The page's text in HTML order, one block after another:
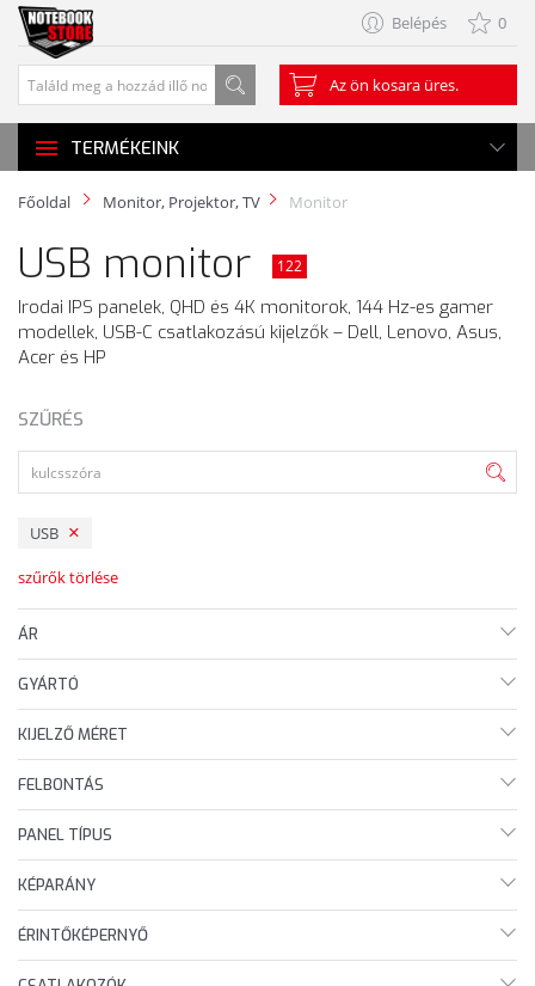
Belépés 0
Az ön kosara üres.
TERMÉKEINK
Főoldal Monitor, Projektor, TV Monitor
USB monitor 122
Irodai IPS panelek, QHD és 4K monitorok, 144 Hz-es gamer
modellek, USB-C csatlakozású kijelzők – Dell, Lenovo, Asus,
Acer és HP
SZŰRÉS
USB
szűrők törlése
ÁR
GYÁRTÓ
KIJELZŐ MÉRET
FELBONTÁS
PANEL TÍPUS
KÉPARÁNY
ÉRINTŐKÉPERNYŐ